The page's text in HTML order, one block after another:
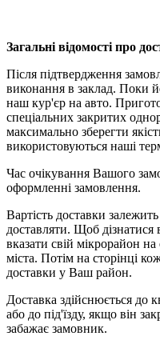
Загальні відомості про
Після підтвердження
виконання в заклад. Поки
наш кур'єр на авто.
спеціальних закритих
максимально зберегти
використовуються наші
Час очікування Вашого
оформленні замовлення.
Вартість доставки
доставляти. Щоб дізнатися
вказати свій мікрорайон
міста. Потім на сторінці
доставки у Ваш район.
Доставка здійснюється до
або до під'їзду, якщо він
забажає замовник.